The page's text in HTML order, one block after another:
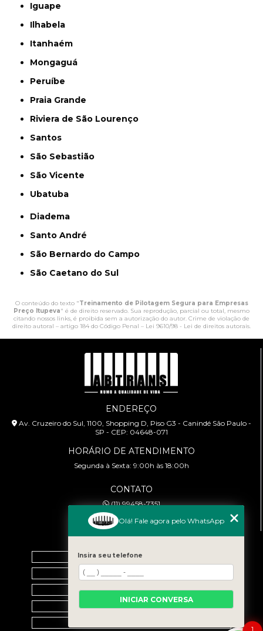
Iguape
Ilhabela
Itanhaém
Mongaguá
Peruíbe
Praia Grande
Riviera de São Lourenço
Santos
São Sebastião
São Vicente
Ubatuba
Diadema
Santo André
São Bernardo do Campo
São Caetano do Sul
O conteúdo do texto "Treinamento de Pilotagem Segura para Empresas
Preço Itupeva" é de direito reservado. Sua reprodução, parcial ou total, mesmo
citando nossos links, é proibida sem a autorização do autor. Crime de violação de
direito autoral – artigo 184 do Código Penal – Lei 9610/98 - Lei de direitos autorais.
ENDEREÇO
Av. Cruzeiro do Sul, 1100, Shopping D, Piso G3 - Canindé São Paulo -
SP - CEP: 04648-071
HORÁRIO DE ATENDIMENTO
Segunda à Sexta: 9:00h às 18:00h
CONTATO
(11) 99458-7351
cursoabtrans@gmail.com
Home
Empresa
Galeria
Contato
Olá! Fale agora pelo WhatsApp
Insira seu telefone
INICIAR CONVERSA